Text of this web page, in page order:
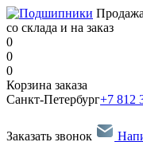
со склада и на заказ
0
0
0
Корзина заказа
Санкт-Петербург+7 812
Заказать звонок